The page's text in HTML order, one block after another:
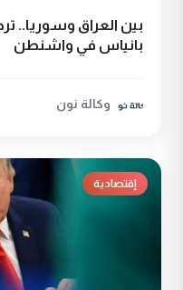
بين العراق وسوريا..
بانياس في واشنطن
وكالة نون
إقتصادية